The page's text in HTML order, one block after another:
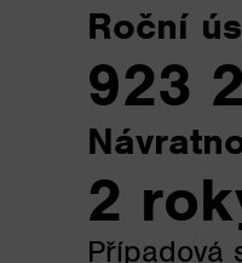
Roční
923
2
Případová